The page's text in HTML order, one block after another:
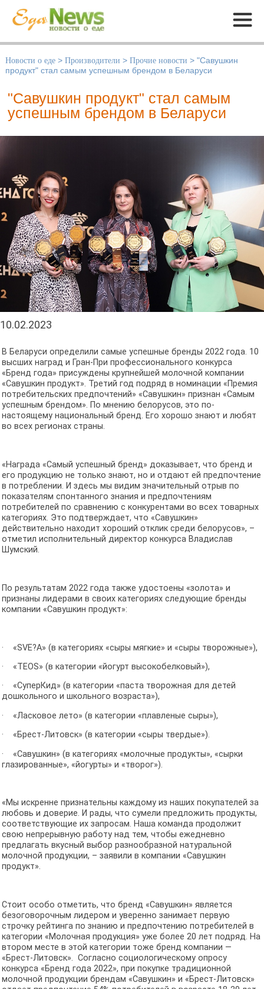
Меню
Новости о еде > Производители > Прочие новости > "Савушкин
продукт" стал самым успешным брендом в Беларуси
"Савушкин продукт" стал самым
успешным брендом в Беларуси
10.02.2023
В Беларуси определили самые успешные бренды 2022 года. 10
высших наград и Гран-При профессионального конкурса
«Бренд года» присуждены крупнейшей молочной компании
«Савушкин продукт». Третий год подряд в номинации «Премия
потребительских предпочтений» «Савушкин» признан «Самым
успешным брендом». По мнению белорусов, это по-
настоящему национальный бренд. Его хорошо знают и любят
во всех регионах страны.
«Награда «Самый успешный бренд» доказывает, что бренд и
его продукцию не только знают, но и отдают ей предпочтение
в потреблении. И здесь мы видим значительный отрыв по
показателям спонтанного знания и предпочтениям
потребителей по сравнению с конкурентами во всех товарных
категориях. Это подтверждает, что «Савушкин»
действительно находит хороший отклик среди белорусов», –
отметил исполнительный директор конкурса Владислав
Шумский.
По результатам 2022 года также удостоены «золота» и
признаны лидерами в своих категориях следующие бренды
компании «Савушкин продукт»:
· «SVE?A» (в категориях «сыры мягкие» и «сыры творожные»),
· «TEOS» (в категории «йогурт высокобелковый»),
· «СуперКид» (в категории «паста творожная для детей
дошкольного и школьного возраста»),
· «Ласковое лето» (в категории «плавленые сыры»),
· «Брест-Литовск» (в категории «сыры твердые»).
· «Савушкин» (в категориях «молочные продукты», «сырки
глазированные», «йогурты» и «творог»).
«Мы искренне признательны каждому из наших покупателей за
любовь и доверие. И рады, что сумели предложить продукты,
соответствующие их запросам. Наша команда продолжит
свою непрерывную работу над тем, чтобы ежедневно
предлагать вкусный выбор разнообразной натуральной
молочной продукции, – заявили в компании «Савушкин
продукт».
Стоит особо отметить, что бренд «Савушкин» является
безоговорочным лидером и уверенно занимает первую
строчку рейтинга по знанию и предпочтению потребителей в
категории «Молочная продукция» уже более 20 лет подряд. На
втором месте в этой категории тоже бренд компании —
«Брест-Литовск». Согласно социологическому опросу
конкурса «Бренд года 2022», при покупке традиционной
молочной продукции брендам «Савушкин» и «Брест-Литовск»